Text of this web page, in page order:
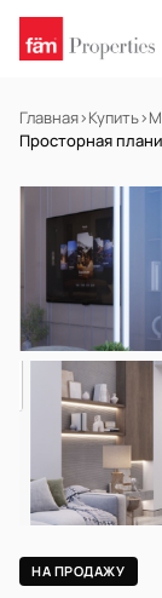
Главная›Купить›
Просторная
НА ПРОДАЖУ
НА ПРОДАЖУ